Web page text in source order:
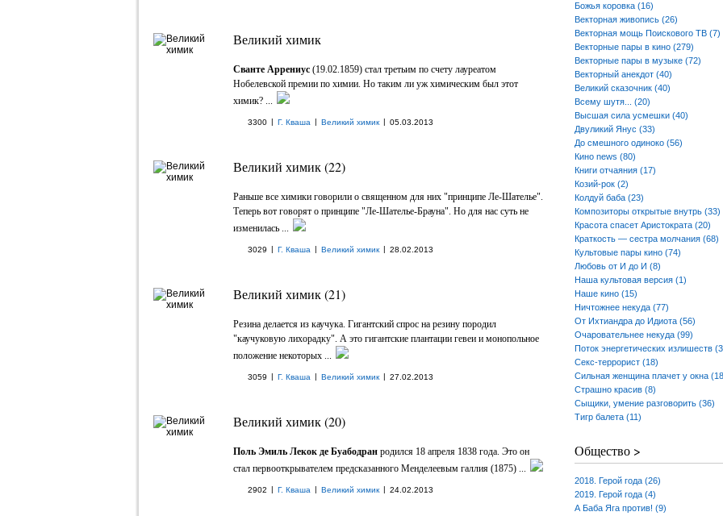
Великий химик
Сванте Аррениус (19.02.1859) стал третьим по счету лауреатом
Нобелевской премии по химии. Но таким ли уж химическим был этот
химик? ...
3300 | Г. Кваша | Великий химик | 05.03.2013
Великий химик (22)
Раньше все химики говорили о священном для них "принципе Ле-Шателье".
Теперь вот говорят о принципе "Ле-Шателье-Брауна". Но для нас суть не
изменилась ...
3029 | Г. Кваша | Великий химик | 28.02.2013
Великий химик (21)
Резина делается из каучука. Гигантский спрос на резину породил
"каучуковую лихорадку". А это гигантские плантации гевеи и монопольное
положение некоторых ...
3059 | Г. Кваша | Великий химик | 27.02.2013
Великий химик (20)
Поль Эмиль Лекок де Буабодран родился 18 апреля 1838 года. Это он
стал первооткрывателем предсказанного Менделеевым галлия (1875) ...
2902 | Г. Кваша | Великий химик | 24.02.2013
Божья коровка (16)
Векторная живопись (26)
Векторная мощь Поискового ТВ (7)
Векторные пары в кино (279)
Векторные пары в музыке (72)
Векторный анекдот (40)
Великий сказочник (40)
Всему шутя... (20)
Высшая сила усмешки (40)
Двуликий Янус (33)
До смешного одиноко (56)
Кино news (80)
Книги отчаяния (17)
Козий-рок (2)
Колдуй баба (23)
Композиторы открытые внутрь (33)
Красота спасет Аристократа (20)
Краткость — сестра молчания (68)
Культовые пары кино (74)
Любовь от И до И (8)
Наша культовая версия (1)
Наше кино (15)
Ничтожнее некуда (77)
От Ихтиандра до Идиота (56)
Очаровательнее некуда (99)
Поток энергетических излишеств
Секс-террорист (18)
Сильная женщина плачет у окна
Страшно красив (8)
Сыщики, умение разговорить (36)
Тигр балета (11)
Общество >
2018. Герой года (26)
2019. Герой года (4)
А Баба Яга против! (9)